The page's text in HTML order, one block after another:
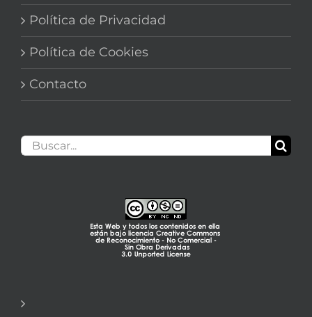
Política de Privacidad
Política de Cookies
Contacto
Buscar: